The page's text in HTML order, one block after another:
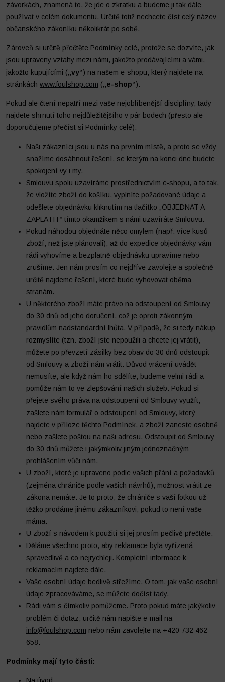
Oblečenie Tréning a regenerácia
Futbalový denník Ostatné
závorkách, znamená to, že jde o zkratku a budeme ji tak dále
používat v celém dokumentu. Určitě totiž nechcete číst celý název
občanského zákoníku několikrát po sobě.
Zároveň si určitě přečtěte Podmínky celé, protože se dozvíte, jak
jsou upraveny vztahy mezi námi, jakožto prodávajícími a vámi,
jakožto kupujícími („vy“) na našem e-shopu, který najdete na
stránkách www.foulshop.com („e-shop“).
Pokud ale čtení nepatří mezi vaše nejoblíbenější disciplíny, tady
najdete shrnutí toho nejdůležitějšího v pár bodech (přesto ale
doporučujeme přečíst si Podmínky celé):
Naši zákazníci jsou u nás na prvním místě, a proto se vždy
snažíme dosáhnout řešení, se kterým na konci dne budete
spokojení vy i my.
Smlouvu spolu uzavíráme prostřednictvím e-shopu, a to tak,
že vložíte zboží do košíku, vyplníte požadované údaje a
odešlete objednávku kliknutím na tlačítko „OBJEDNAT A
ZAPLATIT“ tímto okamžikem s námi uzavíráte Smlouvu.
Pokud náhodou objednáte něco omylem (např. více kusů
zboží, než jste plánovali), až do expedice objednávky vám
rádi vyhovíme a bezplatně objednávku upravíme nebo
zrušíme. Jen nám prosím co nejdříve zavolejte a společně
určitě najdeme řešení, které bude vyhovovat oběma
stranám.
U některého zboží máte právo na odstoupení od Smlouvy
do 30 dnů od jeho doručení, což je oproti zákonným
pravidlům nadstandardní lhůta. V případě, že si tedy nákup
rozmyslíte (tzn. zboží jste nepoužili a chcete jej vrátit),
můžete po převzetí zásilky bez obav do 30 dnů odstoupit
od Smlouvy a zboží nám vrátit. Důvod vrácení uvádět
nemusíte, ale když nám ho sdělíte, budeme velmi rádi a
pomůže nám to ve zlepšování našich služeb. Pokud si
přejete svého práva na odstoupení od Smlouvy využít,
zašlete nám formulář o odstoupení od Smlouvy, který
najdete v příloze těchto Podmínek, a zboží zaneste osobně
nebo zašlete poštou na naši adresu. Odstoupit od Smlouvy
do 30 dnů můžete i jakýmkoliv jiným jednoznačným
prohlášením vůči nám.
U zboží, které je upraveno podle vašich přání a požadavků
(zejména chrániče podle vašich návrhů), možnost vrátit ze
zákona nemáte. Je to proto, že chrániče s vaší fotkou už
těžko prodáme jinému zákazníkovi, pokud to není vaše
máma.
U zboží s návodem k použití si jej prosím pečlivě přečtěte.
Děláme všechno proto, aby reklamace byla vyřízená
spravedlivě a co nejrychleji. Kompletní informace k
reklamacím najdete dále.
Vaše osobní údaje bedlivě střežíme. O tom, jak vaše osobní
údaje zpracováváme, se můžete dočíst tady.
Rádi vám s čímkoliv pomůžeme. Proto pokud máte jakýkoliv
problém či dotaz, určitě nám napište e-mail na
info@foulshop.com nebo nám zavolejte na +420 732 462
658.
Podmínky mají tyto části: